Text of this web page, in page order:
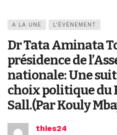
A LA UNE L'ÉVÉNEMENT
Dr Tata Aminata
présidence de
nationale: Une
choix politique du
Sall.(Par Kouly
thies24